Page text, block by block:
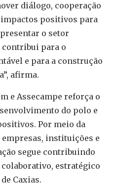
diálogo, cooperação
positivos para
o setor
contribui para o
e para a construção
afirma.
e Assecampe reforça o
do polo e
Por meio da
instituições e
segue contribuindo
estratégico
Caxias.